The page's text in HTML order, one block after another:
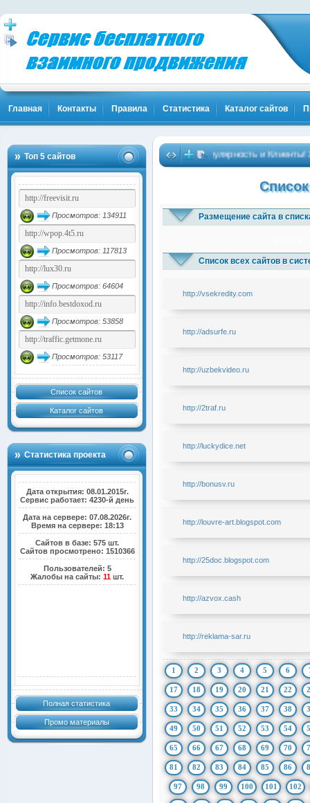
Главная Контакты Правила Статистика Каталог сайтов
Топ 5 сайтов
Просмотров: 134911
Просмотров: 117813
Просмотров: 64604
Просмотров: 53858
Просмотров: 53117
Список сайтов
Каталог сайтов
Статистика проекта
Дата открытия: 08.01.2015г.
Сервис работает: 4230-й день
Дата на сервере: 07.08.2026г.
Время на сервере: 18:13
Сайтов в базе: 575 шт.
Сайтов просмотрено: 1510366
Пользователей: 5
Жалобы на сайты:11 шт.
Полная статистика
Промо материалы
Твоя Популярность и Клиенты!
Размещение сайта в
Список всех сайтов в
http://vsekredity.com
http://adsurfe.ru
http://uzbekvideo.ru
http://2traf.ru
http://luckydice.net
http://bonusv.ru
http://louvre-art.blogspot.com
http://25doc.blogspot.com
http://azvox.cash
http://reklama-sar.ru
1 2 3 4 5 6
17 18 19 20 21 22
33 34 35 36 37 38
49 50 51 52 53 54
65 66 67 68 69 70
81 82 83 84 85 86
97 98 99 100 101 102